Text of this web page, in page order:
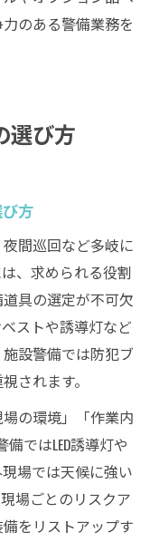
のある警備業務を
選び方
方
間巡回など多岐に
、求められる役割
具の選定が不可欠
ストや誘導灯など
設警備では防犯ブ
されます。
の環境」「作業内
ではLED誘導灯や
場では天候に強い
場ごとのリスクア
をリストアップす